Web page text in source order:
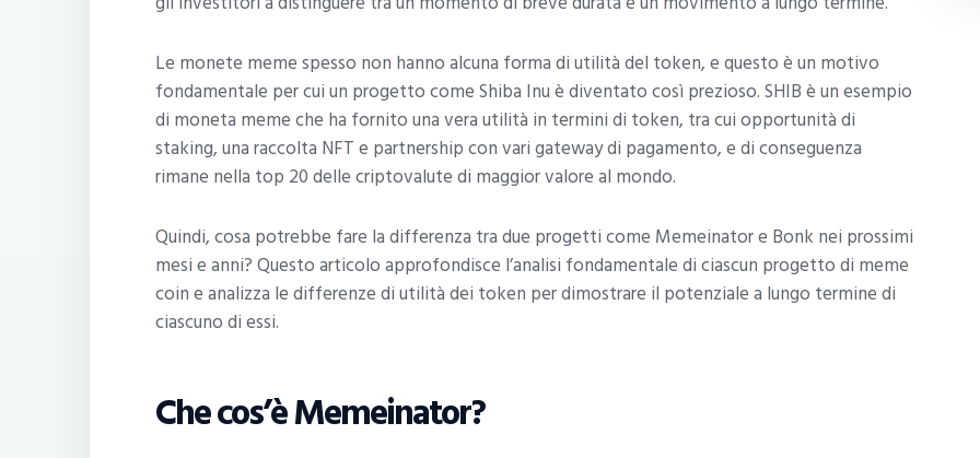
Le monete meme spesso non hanno alcuna forma di utilità del token, e questo è un motivo
fondamentale per cui un progetto come Shiba Inu è diventato così prezioso. SHIB è un esempio
di moneta meme che ha fornito una vera utilità in termini di token, tra cui opportunità di
staking, una raccolta NFT e partnership con vari gateway di pagamento, e di conseguenza
rimane nella top 20 delle criptovalute di maggior valore al mondo.
Quindi, cosa potrebbe fare la differenza tra due progetti come Memeinator e Bonk nei prossimi
mesi e anni? Questo articolo approfondisce l’analisi fondamentale di ciascun progetto di meme
coin e analizza le differenze di utilità dei token per dimostrare il potenziale a lungo termine di
ciascuno di essi.
Che cos’è Memeinator?